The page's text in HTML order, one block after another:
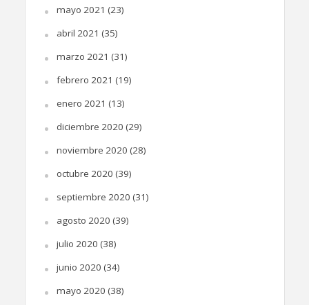
mayo 2021 (23)
abril 2021 (35)
marzo 2021 (31)
febrero 2021 (19)
enero 2021 (13)
diciembre 2020 (29)
noviembre 2020 (28)
octubre 2020 (39)
septiembre 2020 (31)
agosto 2020 (39)
julio 2020 (38)
junio 2020 (34)
mayo 2020 (38)